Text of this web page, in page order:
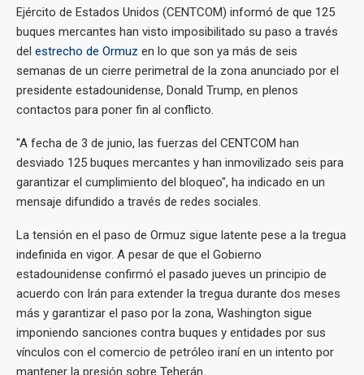
Ejército de Estados Unidos (CENTCOM) informó de que 125
buques mercantes han visto imposibilitado su paso a través
del estrecho de Ormuz en lo que son ya más de seis
semanas de un cierre perimetral de la zona anunciado por el
presidente estadounidense, Donald Trump, en plenos
contactos para poner fin al conflicto.
"A fecha de 3 de junio, las fuerzas del CENTCOM han
desviado 125 buques mercantes y han inmovilizado seis para
garantizar el cumplimiento del bloqueo", ha indicado en un
mensaje difundido a través de redes sociales.
La tensión en el paso de Ormuz sigue latente pese a la tregua
indefinida en vigor. A pesar de que el Gobierno
estadounidense confirmó el pasado jueves un principio de
acuerdo con Irán para extender la tregua durante dos meses
más y garantizar el paso por la zona, Washington sigue
imponiendo sanciones contra buques y entidades por sus
vínculos con el comercio de petróleo iraní en un intento por
mantener la presión sobre Teherán.